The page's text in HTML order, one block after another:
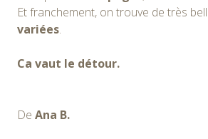
Et franchement, on trouve de très
variées.
Ca vaut le détour.
De Ana B.